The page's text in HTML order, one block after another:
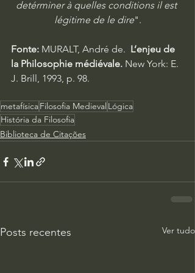
detérminer à quelles conditions il est
légitime de le dire".
Fonte: MURALT, André de. L’enjeu de
la Philosophie médiévale. New York: E.
J. Brill, 1993, p. 98.
metafísicaFilosofia Medieval Lógica
História da Filosofia
Biblioteca de Citações
Posts recentes Ver tudo